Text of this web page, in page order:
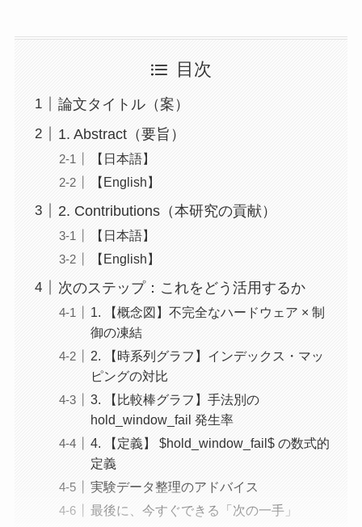
目次
論文タイトル（案）
1. Abstract（要旨）
【日本語】
【English】
2. Contributions（本研究の貢献）
【日本語】
【English】
次のステップ：これをどう活用するか
1. 【概念図】不完全なハードウェア × 制
御の凍結
2. 【時系列グラフ】インデックス・マッ
ピングの対比
3. 【比較棒グラフ】手法別の
hold_window_fail 発生率
4. 【定義】 $hold_window_fail$ の数式的
定義
実験データ整理のアドバイス
最後に、今すぐできる「次の一手」